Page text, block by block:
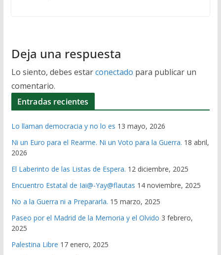
Deja una respuesta
Lo siento, debes estarconectado para publicar un
comentario.
Entradas recientes
Lo llaman democracia y no lo es 13 mayo, 2026
Ni un Euro para el Rearme. Ni un Voto para la Guerra. 18 abril,
2026
El Laberinto de las Listas de Espera. 12 diciembre, 2025
Encuentro Estatal de Iai@-Yay@flautas 14 noviembre, 2025
No a la Guerra ni a Prepararla. 15 marzo, 2025
Paseo por el Madrid de la Memoria y el Olvido 3 febrero,
2025
Palestina Libre 17 enero, 2025